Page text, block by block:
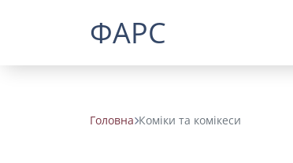
ФАРС
Головна Коміки та комікеси